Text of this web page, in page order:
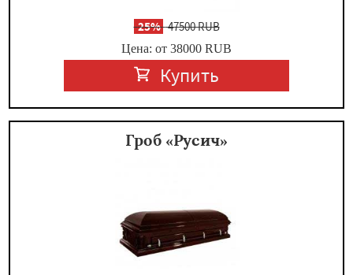
-25%47500 RUB
Цена: от 38000 RUB
Купить
Гроб «Русич»